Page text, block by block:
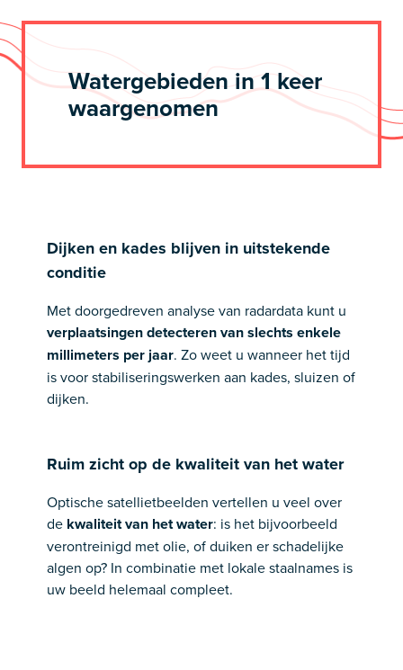
Watergebieden in 1 keer
waargenomen
Dijken en kades blijven in uitstekende
conditie
Met doorgedreven analyse van radardata kunt u
verplaatsingen detecteren van slechts enkele
millimeters per jaar. Zo weet u wanneer het tijd
is voor stabiliseringswerken aan kades, sluizen of
dijken.
Ruim zicht op de kwaliteit van het water
Optische satellietbeelden vertellen u veel over
de kwaliteit van het water: is het bijvoorbeeld
verontreinigd met olie, of duiken er schadelijke
algen op? In combinatie met lokale staalnames is
uw beeld helemaal compleet.